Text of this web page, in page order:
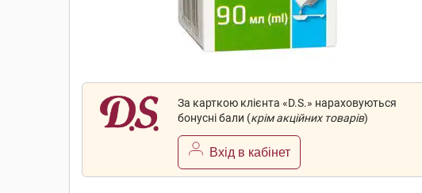
За карткою клієнта «D.S.» нараховуються
бонусні бали (крім акційних товарів)
Вхід в кабінет